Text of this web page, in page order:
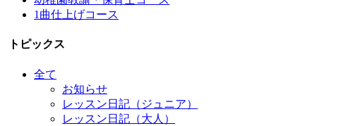
1曲仕上げコース
トピックス
全て
お知らせ
レッスン日記（ジュニア）
レッスン日記（大人）